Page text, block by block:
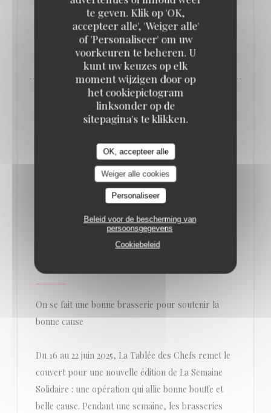
te geven. Klik op 'OK,
accepteer alle', 'Weiger alle'
of 'Personaliseer' om uw
voorkeuren te beheren. U
kunt uw keuzes op elk
moment wijzigen door op
het cookiepictogram
linksonder op de
sitepagina's te klikken.
OK, accepteer alle
Weiger alle cookies
Personaliseer
Beleid voor de bescherming van
persoonsgegevens
Cookiebeleid
poignées dorées… en forme de pieds de cochon !
LEES HET ARTIKEL((OPENT IN EEN NIEUW
QUE FAIRE À PARIS CETTE SEMAINE ? (16-
17/06/2025
On se fait une bonne brasserie pour soutenir la
bonne cause
Du 16 au 22 juin 2025, La Tablée des Chefs remet le
couvert pour une nouvelle édition de La Semaine
Solidaire : une opération qui allie bonne bouffe et
belle cause. Pendant une semaine, les brasseries